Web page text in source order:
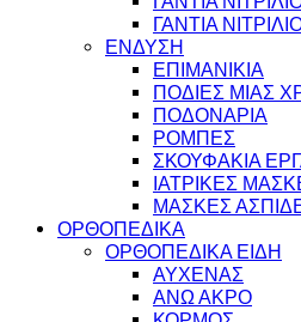
ΓΑΝΤΙΑ
ΕΝΔΥΣΗ
ΕΠΙΜΑΝΙΚΙΑ
ΠΟΔΙΕΣ ΜΙΑΣ
ΠΟΔΟΝΑΡΙΑ
ΡΟΜΠΕΣ
ΣΚΟΥΦΑΚΙΑ
ΙΑΤΡΙΚΕΣ
ΜΑΣΚΕΣ
ΟΡΘΟΠΕΔΙΚΑ
ΟΡΘΟΠΕΔΙΚΑ ΕΙΔΗ
ΑΥΧΕΝΑΣ
ΑΝΩ ΑΚΡΟ